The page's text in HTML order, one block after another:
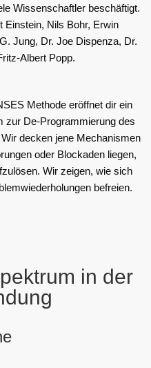
Wissenschaftler beschäftigt.
Einstein, Nils Bohr, Erwin
Jung, Dr. Joe Dispenza, Dr.
Albert Popp.
Methode eröffnet dir ein
zur De-Programmierung des
decken jene Mechanismen
oder Blockaden liegen,
Wir zeigen, wie sich
befreien.
in der